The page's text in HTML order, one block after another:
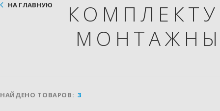
НА ГЛАВНУЮ
НАЙДЕНО ТОВАРОВ: 3